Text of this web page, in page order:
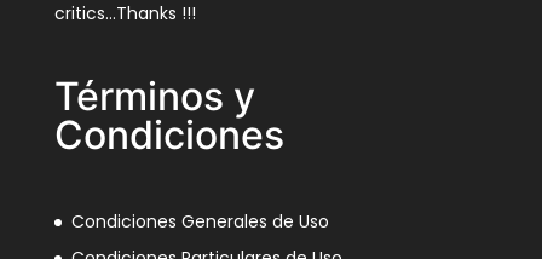
critics…Thanks !!!
Términos y
Condiciones
Condiciones Generales de Uso